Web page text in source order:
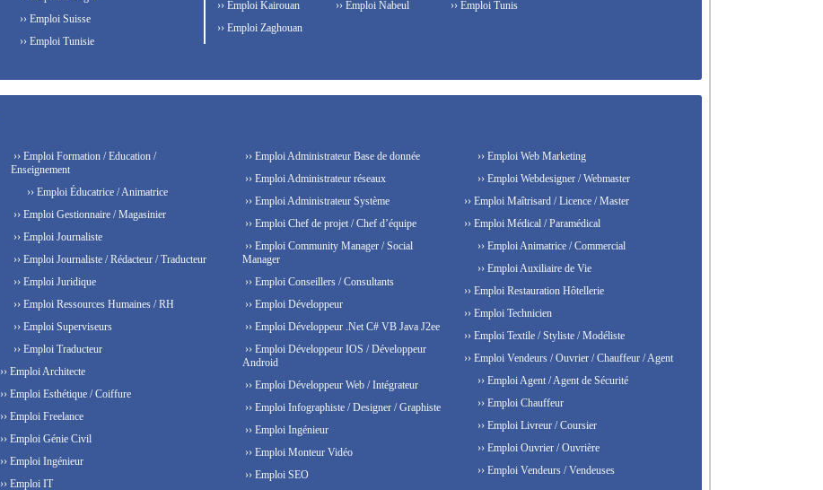
›› Emploi Suisse
›› Emploi Tunisie
›› Emploi Kairouan
›› Emploi Nabeul
›› Emploi Tunis
›› Emploi Zaghouan
›› Emploi Formation / Education /
Enseignement
›› Emploi Éducatrice / Animatrice
›› Emploi Gestionnaire / Magasinier
›› Emploi Journaliste
›› Emploi Journaliste / Rédacteur / Traducteur
›› Emploi Juridique
›› Emploi Ressources Humaines / RH
›› Emploi Superviseurs
›› Emploi Traducteur
›› Emploi Architecte
›› Emploi Esthétique / Coiffure
›› Emploi Freelance
›› Emploi Génie Civil
›› Emploi Ingénieur
›› Emploi IT
›› Emploi Administrateur Base de donnée
›› Emploi Administrateur réseaux
›› Emploi Administrateur Système
›› Emploi Chef de projet / Chef d’équipe
›› Emploi Community Manager / Social
Manager
›› Emploi Conseillers / Consultants
›› Emploi Développeur
›› Emploi Développeur .Net C# VB Java J2ee
›› Emploi Développeur IOS / Développeur
Android
›› Emploi Développeur Web / Intégrateur
›› Emploi Infographiste / Designer / Graphiste
›› Emploi Ingénieur
›› Emploi Monteur Vidéo
›› Emploi SEO
›› Emploi Web Marketing
›› Emploi Webdesigner / Webmaster
›› Emploi Maîtrisard / Licence / Master
›› Emploi Médical / Paramédical
›› Emploi Animatrice / Commercial
›› Emploi Auxiliaire de Vie
›› Emploi Restauration Hôtellerie
›› Emploi Technicien
›› Emploi Textile / Styliste / Modéliste
›› Emploi Vendeurs / Ouvrier / Chauffeur / Agent
›› Emploi Agent / Agent de Sécurité
›› Emploi Chauffeur
›› Emploi Livreur / Coursier
›› Emploi Ouvrier / Ouvrière
›› Emploi Vendeurs / Vendeuses